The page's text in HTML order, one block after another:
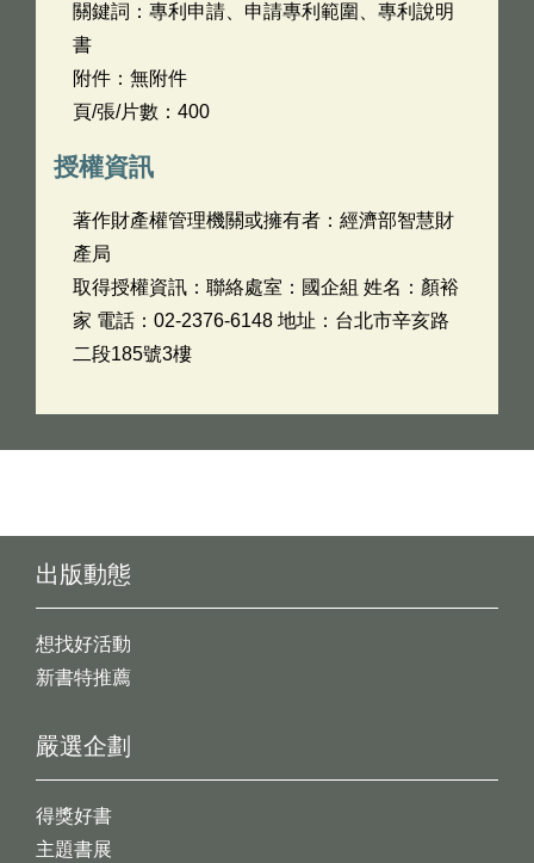
關鍵詞：專利申請、申請專利範圍、專利說明
書
附件：無附件
頁/張/片數：400
授權資訊
著作財產權管理機關或擁有者：經濟部智慧財
產局
取得授權資訊：聯絡處室：國企組 姓名：顏裕
家 電話：02-2376-6148 地址：台北市辛亥路
二段185號3樓
出版動態
想找好活動
新書特推薦
嚴選企劃
得獎好書
主題書展